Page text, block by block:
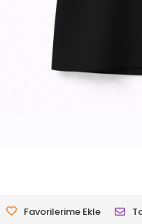
Favorilerime Ekle